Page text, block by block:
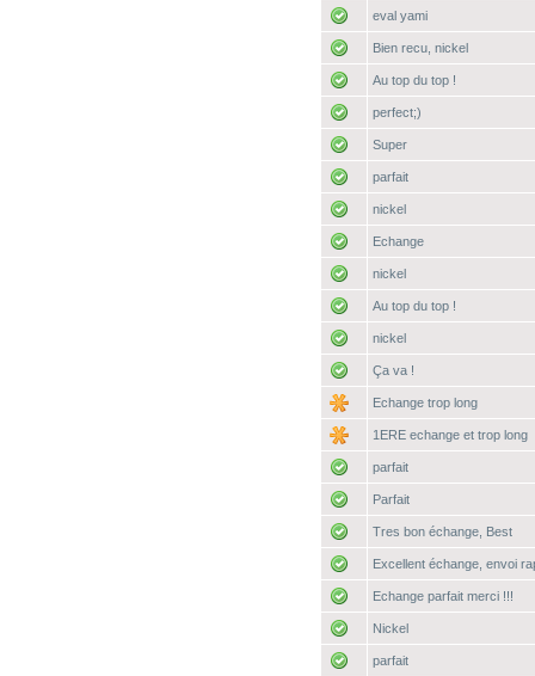
eval yami
Bien recu, nickel
Au top du top !
perfect;)
Super
parfait
nickel
Echange
nickel
Au top du top !
nickel
Ça va !
Echange trop long
1ERE echange et trop long
parfait
Parfait
Tres bon échange, Best
Excellent échange, envoi
Echange parfait merci !!!
Nickel
parfait